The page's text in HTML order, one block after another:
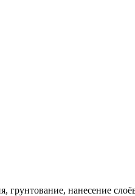
грунтование, нанесение